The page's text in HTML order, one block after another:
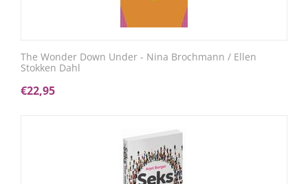
The Wonder Down Under - Nina Brochmann / Ellen
Stokken Dahl
€22,95